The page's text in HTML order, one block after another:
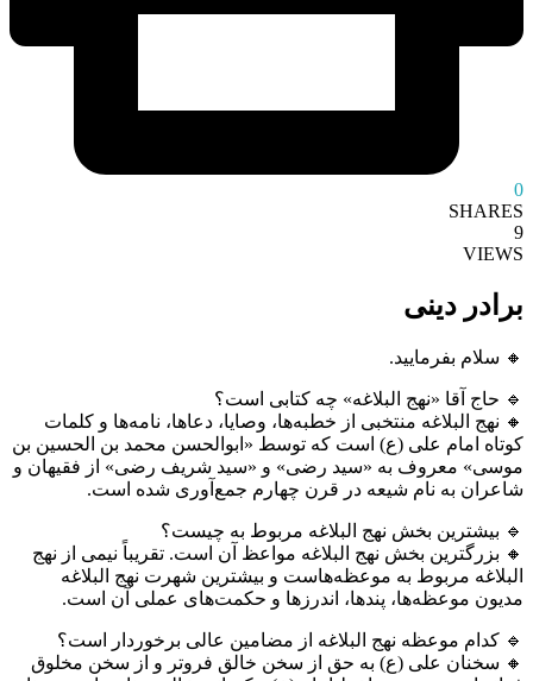
0
SHARES
9
VIEWS
برادر دینی
🔸 سلام بفرمایید.
🔹 حاج آقا «نهج البلاغه» چه کتابی است؟
🔸 نهج البلاغه منتخبی از خطبه‌ها، وصایا، دعاها، نامه‌ها و کلمات
کوتاه امام علی (ع) است که توسط «ابوالحسن محمد بن الحسین بن
موسی» معروف به «سید رضی» و «سید شریف رضی» از فقیهان و
شاعران به نام شیعه در قرن چهارم جمع‌آوری شده است.
🔹 بیشترین بخش نهج البلاغه مربوط به چیست؟
🔸 بزرگترین بخش نهج البلاغه مواعظ آن است. تقریباً نیمی از نهج
البلاغه مربوط به موعظه‌هاست و بیشترین شهرت نهج البلاغه
مدیون موعظه‌ها، پندها، اندرزها و حکمت‌های عملی آن است.
🔹 کدام موعظه نهج البلاغه از مضامین عالی برخوردار است؟
🔸 سخنان علی (ع) به حق از سخن خالق فروتر و از سخن مخلوق